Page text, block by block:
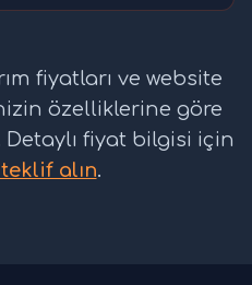
fiyatları ve website
özelliklerine göre
fiyat bilgisi için
alın.